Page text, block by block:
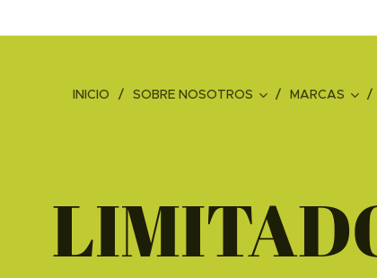
INICIO SOBRE NOSOTROS MARCAS